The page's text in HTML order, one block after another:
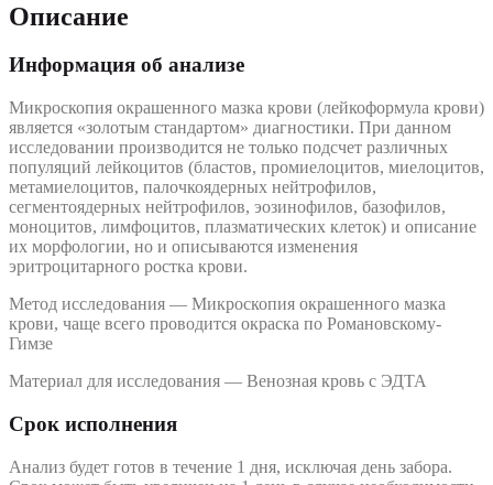
Описание
Информация об анализе
Микроскопия окрашенного мазка крови (лейкоформула крови)
является «золотым стандартом» диагностики. При данном
исследовании производится не только подсчет различных
популяций лейкоцитов (бластов, промиелоцитов, миелоцитов,
метамиелоцитов, палочкоядерных нейтрофилов,
сегментоядерных нейтрофилов, эозинофилов, базофилов,
моноцитов, лимфоцитов, плазматических клеток) и описание
их морфологии, но и описываются изменения
эритроцитарного ростка крови.
Метод исследования — Микроскопия окрашенного мазка
крови, чаще всего проводится окраска по Романовскому-
Гимзе
Материал для исследования — Венозная кровь с ЭДТА
Срок исполнения
Анализ будет готов в течение 1 дня, исключая день забора.